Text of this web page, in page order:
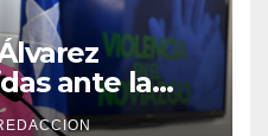
ante la